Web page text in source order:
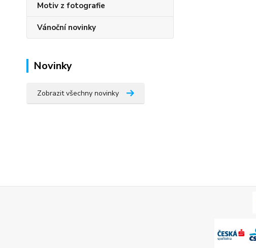
Motiv z fotografie
Vánoční novinky
Novinky
Zobrazit všechny novinky